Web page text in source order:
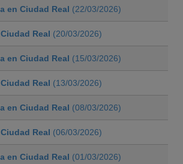
en Ciudad Real (22/03/2026)
Real (20/03/2026)
en Ciudad Real (15/03/2026)
Real (13/03/2026)
en Ciudad Real (08/03/2026)
Real (06/03/2026)
en Ciudad Real (01/03/2026)